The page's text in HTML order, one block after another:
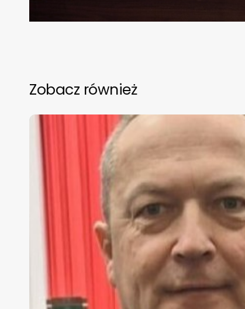
Zobacz również